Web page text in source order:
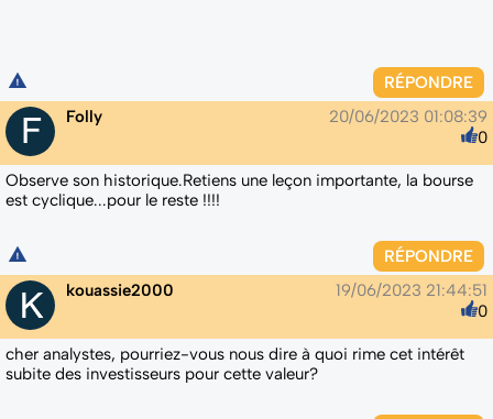
RÉPONDRE
Folly
20/06/2023 01:08:39
0
Observe son historique.Retiens une leçon importante, la bourse
est cyclique...pour le reste !!!!
RÉPONDRE
kouassie2000
19/06/2023 21:44:51
0
cher analystes, pourriez-vous nous dire à quoi rime cet intérêt
subite des investisseurs pour cette valeur?